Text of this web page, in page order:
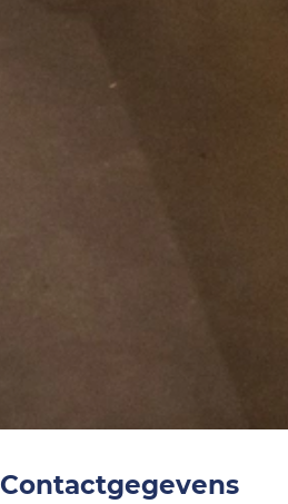
Contactgegevens